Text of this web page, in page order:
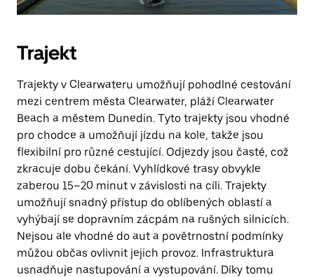
Trajekt
Trajekty v Clearwateru umožňují pohodlné cestování
mezi centrem města Clearwater, pláží Clearwater
Beach a městem Dunedin. Tyto trajekty jsou vhodné
pro chodce a umožňují jízdu na kole, takže jsou
flexibilní pro různé cestující. Odjezdy jsou časté, což
zkracuje dobu čekání. Vyhlídkové trasy obvykle
zaberou 15–20 minut v závislosti na cíli. Trajekty
umožňují snadný přístup do oblíbených oblastí a
vyhýbají se dopravním zácpám na rušných silnicích.
Nejsou ale vhodné do aut a povětrnostní podmínky
můžou občas ovlivnit jejich provoz. Infrastruktura
usnadňuje nastupování a vystupování. Díky tomu